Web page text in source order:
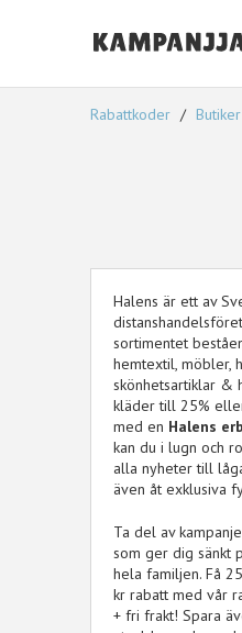
Rabattkoder Butiker
Halens är ett av
sortimentet
hemtextil, möbler,
skönhetsartiklar &
kläder till 25%
med en Halens
kan du i lugn och
alla nyheter till
även åt exklusiva
Ta del av
som ger dig sänkt
hela familjen. Få
kr rabatt med vår
+ fri frakt! Spara